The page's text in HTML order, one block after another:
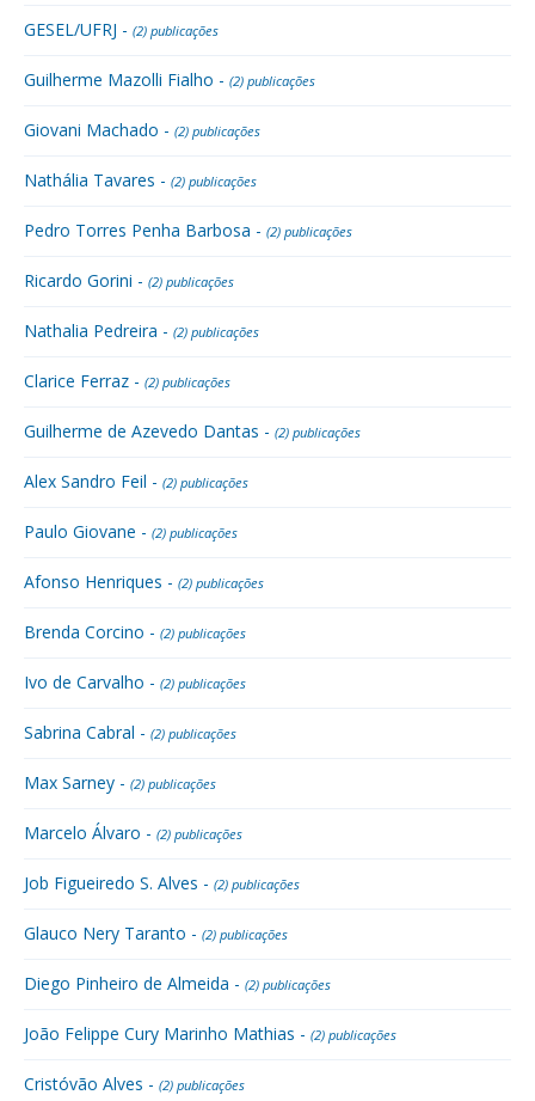
GESEL/UFRJ - (2) publicações
Guilherme Mazolli Fialho - (2) publicações
Giovani Machado - (2) publicações
Nathália Tavares - (2) publicações
Pedro Torres Penha Barbosa - (2) publicações
Ricardo Gorini - (2) publicações
Nathalia Pedreira - (2) publicações
Clarice Ferraz - (2) publicações
Guilherme de Azevedo Dantas - (2) publicações
Alex Sandro Feil - (2) publicações
Paulo Giovane - (2) publicações
Afonso Henriques - (2) publicações
Brenda Corcino - (2) publicações
Ivo de Carvalho - (2) publicações
Sabrina Cabral - (2) publicações
Max Sarney - (2) publicações
Marcelo Álvaro - (2) publicações
Job Figueiredo S. Alves - (2) publicações
Glauco Nery Taranto - (2) publicações
Diego Pinheiro de Almeida - (2) publicações
João Felippe Cury Marinho Mathias - (2) publicações
Cristóvão Alves - (2) publicações